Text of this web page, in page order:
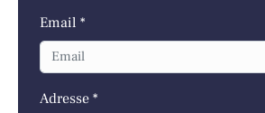
Email *
Adresse *